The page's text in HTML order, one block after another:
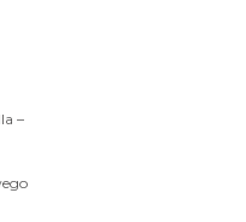
–